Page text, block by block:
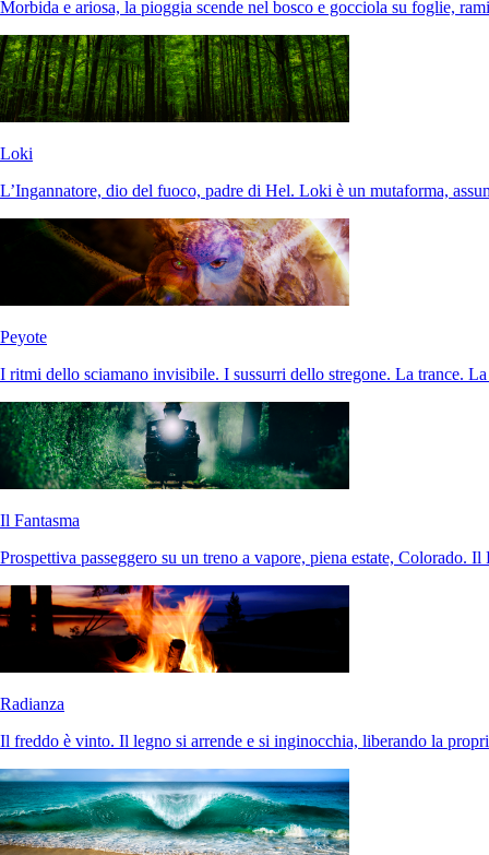
Morbida e ariosa, la pioggia scende nel bosco e gocciola su foglie,
Loki
L’Ingannatore, dio del fuoco, padre di Hel. Loki è un mutaforma,
Peyote
I ritmi dello sciamano invisibile. I sussurri dello stregone. La trance.
Il Fantasma
Prospettiva passeggero su un treno a vapore, piena estate, Colorado. Il
Radianza
Il freddo è vinto. Il legno si arrende e si inginocchia, liberando la